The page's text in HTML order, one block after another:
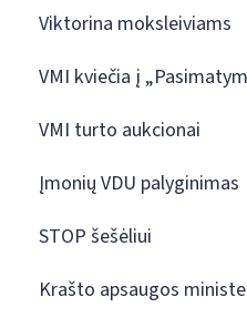
Viktorina moksleiviams
VMI kviečia į
VMI turto aukcionai
Įmonių VDU palyginimas
STOP šešėliui
Krašto apsaugos